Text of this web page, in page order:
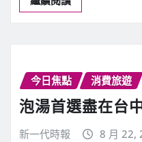
今日焦點 消費旅遊
泡湯首選盡在台
新一代時報 8 月 22,